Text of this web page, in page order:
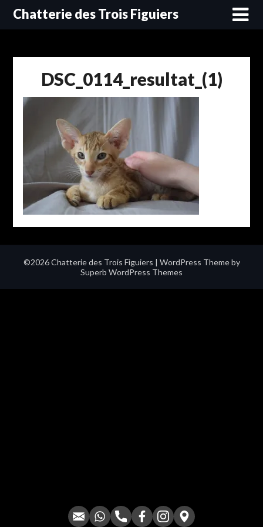
SkipChatterie des Trois Figuiers
DSC_0114_resultat_(1)
©2026 Chatterie des Trois Figuiers | WordPress Theme by
Superb WordPress Themes